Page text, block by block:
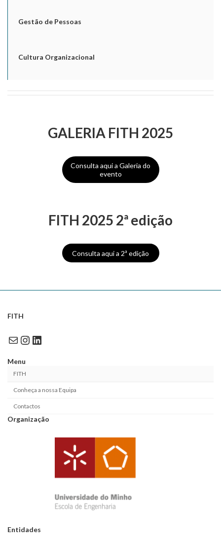
Gestão de Pessoas
Cultura Organizacional
GALERIA FITH 2025
Consulta aqui a Galeria do
evento
FITH 2025 2ª edição
Consulta aqui a 2ª edição
FITH
MailInstagram
LinkedIn
Menu
FITH
Conheça a nossa Equipa
Contactos
Organização
Entidades